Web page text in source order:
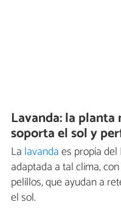
Lavanda: la
soporta el sol y
La lavandaes propia
adaptada a tal clima,
pelillos, que ayudan a
el sol.